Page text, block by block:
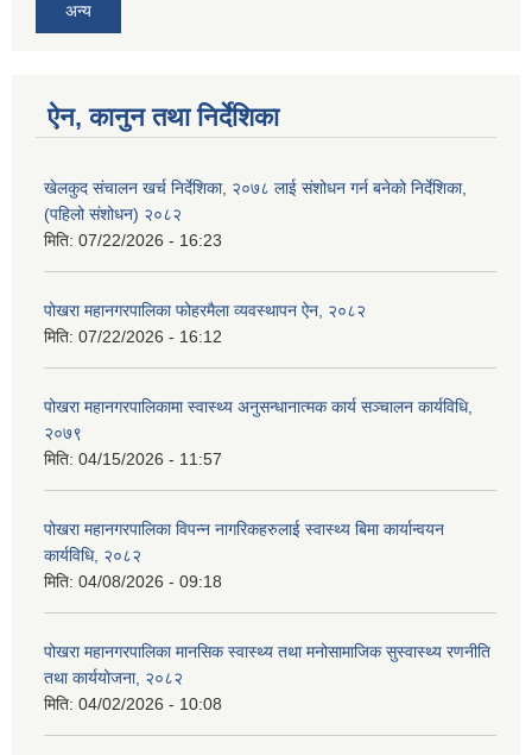
अन्य
ऐन, कानुन तथा निर्देशिका
खेलकुद संचालन खर्च निर्देशिका, २०७८ लाई संशोधन गर्न बनेको निर्देशिका,
(पहिलो संशोधन) २०८२
मिति: 07/22/2026 - 16:23
पोखरा महानगरपालिका फोहरमैला व्यवस्थापन ऐन, २०८२
मिति: 07/22/2026 - 16:12
पोखरा महानगरपालिकामा स्वास्थ्य अनुसन्धानात्मक कार्य सञ्चालन कार्यविधि,
२०७९
मिति: 04/15/2026 - 11:57
पोखरा महानगरपालिका विपन्न नागरिकहरुलाई स्वास्थ्य बिमा कार्यान्वयन
कार्यविधि, २०८२
मिति: 04/08/2026 - 09:18
पोखरा महानगरपालिका मानसिक स्वास्थ्य तथा मनोसामाजिक सुस्वास्थ्य रणनीति
तथा कार्ययोजना, २०८२
मिति: 04/02/2026 - 10:08